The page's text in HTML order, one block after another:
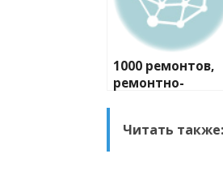
1000 ремонтов,
ремонтно-
Читать также: